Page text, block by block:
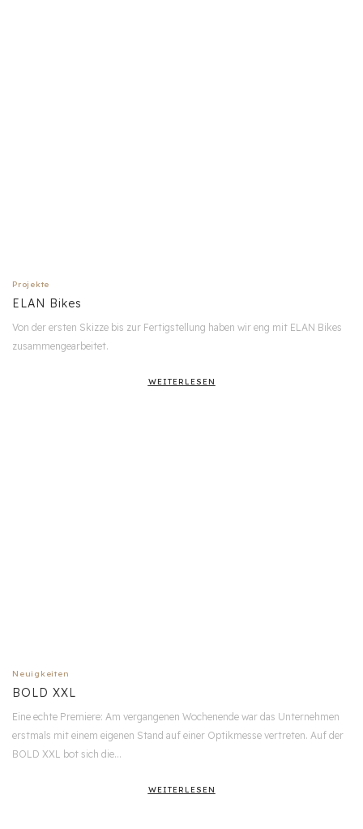
Projekte
ELAN Bikes
Von der ersten Skizze bis zur Fertigstellung haben wir eng mit ELAN Bikes
zusammengearbeitet.
WEITERLESEN
Neuigkeiten
BOLD XXL
Eine echte Premiere: Am vergangenen Wochenende war das Unternehmen
erstmals mit einem eigenen Stand auf einer Optikmesse vertreten. Auf der
BOLD XXL bot sich die…
WEITERLESEN